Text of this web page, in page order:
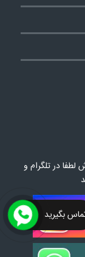
در تلگرام و
بگیرید